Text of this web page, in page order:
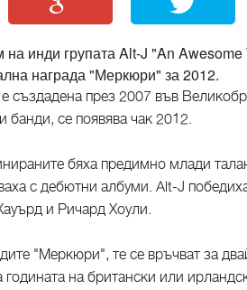
инди групата Alt-J "An
награда "Меркюри" за 2012.
създадена през 2007 във
банди, се появява чак 2012.
бяха предимно млади
с дебютни албуми. Alt-J
и Ричард Хоули.
"Меркюри", те се връчват за
на британски или